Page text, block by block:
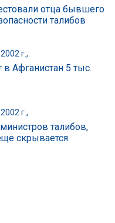
отца бывшего
талибов
г.,
в Афганистан 5 тыс.
г.,
талибов,
скрывается